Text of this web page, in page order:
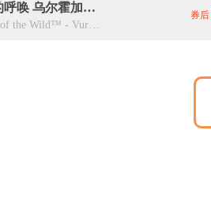
猎人：野性的呼唤 乌尔霍加热带稀树草原DLC
theHunter: Call of the Wild™ - Vurhonga Savanna
券后